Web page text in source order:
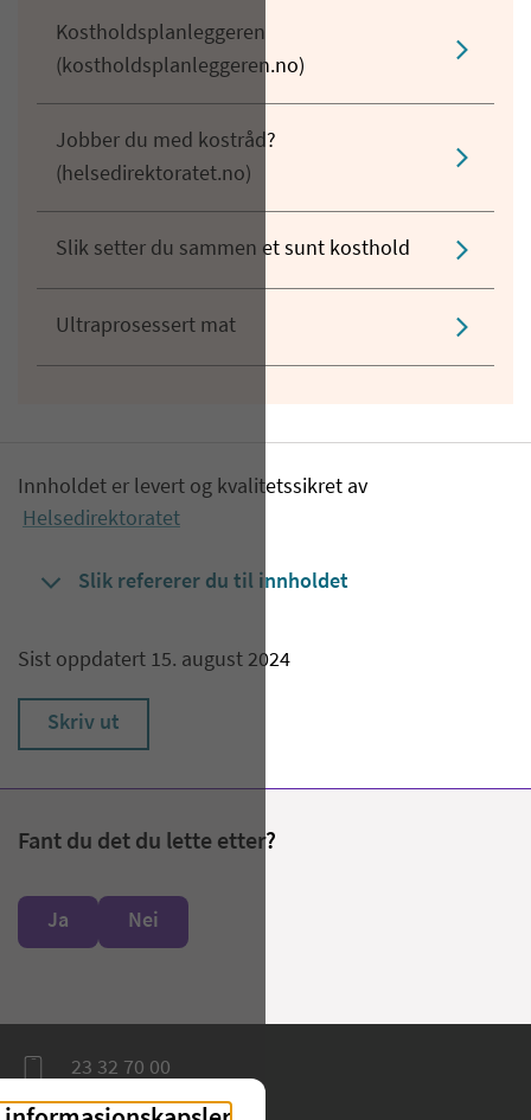
Kostholdsplanleggeren
(kostholdsplanleggeren.no)
Jobber du med kostråd?
(helsedirektoratet.no)
Slik setter du sammen et sunt kosthold
Ultraprosessert mat
Innholdet er levert og kvalitetssikret av
Helsedirektoratet
Slik refererer du til innholdet
Sist oppdatert 15. august 2024
Skriv ut
Fant du det du lette etter?
Ja Nei